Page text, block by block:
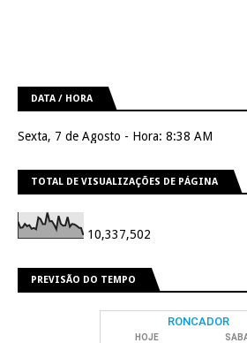
DATA / HORA
Sexta, 7 de Agosto - Hora: 8:38 AM
TOTAL DE VISUALIZAÇÕES DE PÁGINA
10,337,502
PREVISÃO DO TEMPO